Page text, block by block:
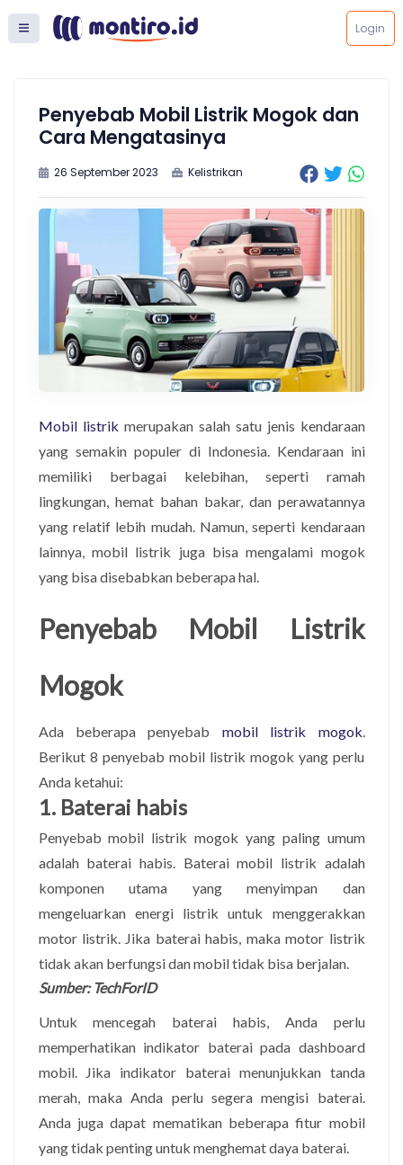
Login
Penyebab Mobil Listrik Mogok dan
Cara Mengatasinya
26 September 2023 Kelistrikan
Mobil listrik merupakan salah satu jenis kendaraan
yang semakin populer di Indonesia. Kendaraan ini
memiliki berbagai kelebihan, seperti ramah
lingkungan, hemat bahan bakar, dan perawatannya
yang relatif lebih mudah. Namun, seperti kendaraan
lainnya, mobil listrik juga bisa mengalami mogok
yang bisa disebabkan beberapa hal.
Penyebab Mobil Listrik
Mogok
Ada beberapa penyebab mobil listrik mogok.
Berikut 8 penyebab mobil listrik mogok yang perlu
Anda ketahui:
1. Baterai habis
Penyebab mobil listrik mogok yang paling umum
adalah baterai habis. Baterai mobil listrik adalah
komponen utama yang menyimpan dan
mengeluarkan energi listrik untuk menggerakkan
motor listrik. Jika baterai habis, maka motor listrik
tidak akan berfungsi dan mobil tidak bisa berjalan.
Sumber: TechForID
Untuk mencegah baterai habis, Anda perlu
memperhatikan indikator baterai pada dashboard
mobil. Jika indikator baterai menunjukkan tanda
merah, maka Anda perlu segera mengisi baterai.
Anda juga dapat mematikan beberapa fitur mobil
yang tidak penting untuk menghemat daya baterai.